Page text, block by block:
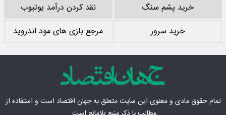
خرید پشم سنگ
نقد کردن درآمد یوتیوب
خرید سرور
مرجع بازی های مود اندروید
تمام حقوق مادی‌ و معنوی این سایت متعلق بهجهان اقتصاد است و استفاده از